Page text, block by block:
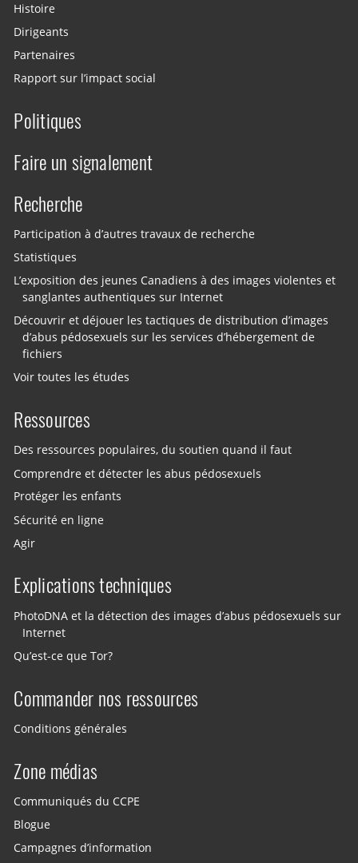
Histoire
Dirigeants
Partenaires
Rapport sur l’impact social
Politiques
Faire un signalement
Recherche
Participation à d’autres travaux de recherche
Statistiques
L’exposition des jeunes Canadiens à des images violentes et
sanglantes authentiques sur Internet
Découvrir et déjouer les tactiques de distribution d’images
d’abus pédosexuels sur les services d’hébergement de
fichiers
Voir toutes les études
Ressources
Des ressources populaires, du soutien quand il faut
Comprendre et détecter les abus pédosexuels
Protéger les enfants
Sécurité en ligne
Agir
Explications techniques
PhotoDNA et la détection des images d’abus pédosexuels sur
Internet
Qu’est-ce que Tor?
Commander nos ressources
Conditions générales
Zone médias
Communiqués du CCPE
Blogue
Campagnes d’information